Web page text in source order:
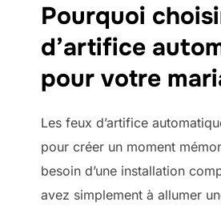
Pourquoi
d’artifice
pour votre
Les feux d’artifice
pour créer un moment
besoin d’une installation
avez simplement à allumer